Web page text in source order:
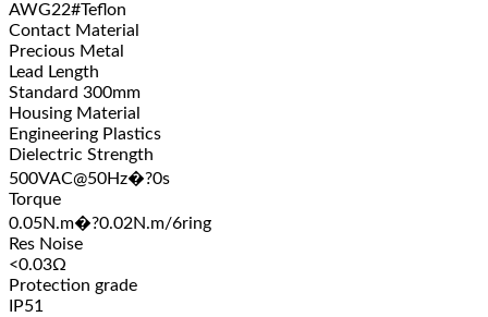
AWG22#Teflon
Contact Material
Precious Metal
Lead Length
Standard 300mm
Housing Material
Engineering Plastics
Dielectric Strength
500VAC@50Hz�?0s
Torque
0.05N.m�?0.02N.m/6ring
Res Noise
<0.03Ω
Protection grade
IP51